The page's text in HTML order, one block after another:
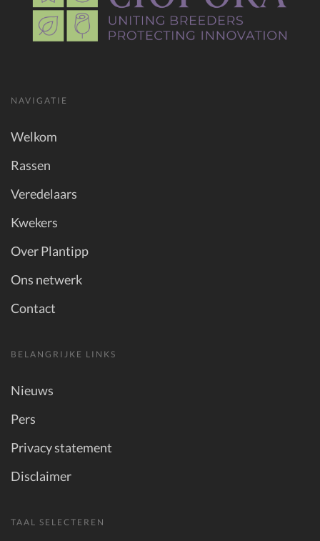
NAVIGATIE
Welkom
Rassen
Veredelaars
Kwekers
Over Plantipp
Ons netwerk
Contact
BELANGRIJKE LINKS
Nieuws
Pers
Privacy statement
Disclaimer
TAAL SELECTEREN